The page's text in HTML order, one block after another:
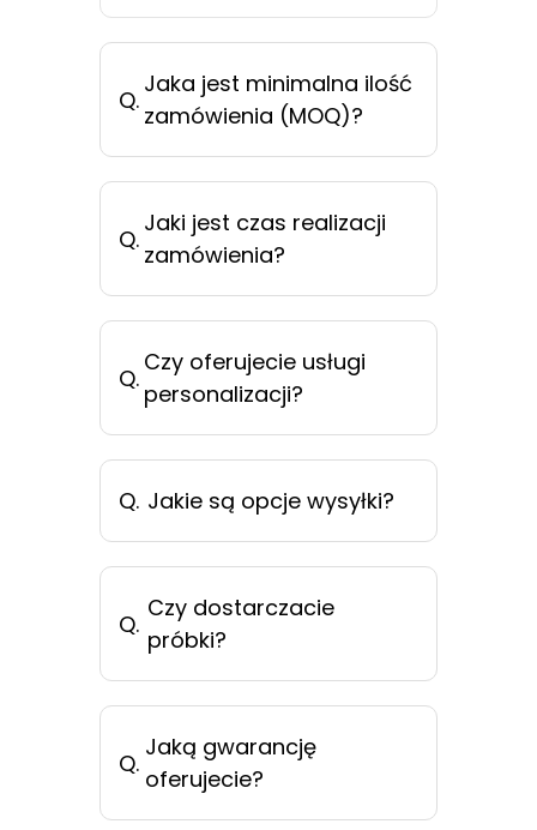
Q.
Jaka jest minimalna ilość
zamówienia (MOQ)?
Q.
Jaki jest czas realizacji
zamówienia?
Q.
Czy oferujecie usługi
personalizacji?
Q. Jakie są opcje wysyłki?
Q.
Czy dostarczacie
próbki?
Q.
Jaką gwarancję
oferujecie?